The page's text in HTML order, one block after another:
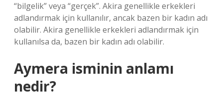
“bilgelik” veya “gerçek”. Akira genellikle erkekleri
adlandırmak için kullanılır, ancak bazen bir kadın adı
olabilir. Akira genellikle erkekleri adlandırmak için
kullanılsa da, bazen bir kadın adı olabilir.
Aymera isminin anlamı
nedir?